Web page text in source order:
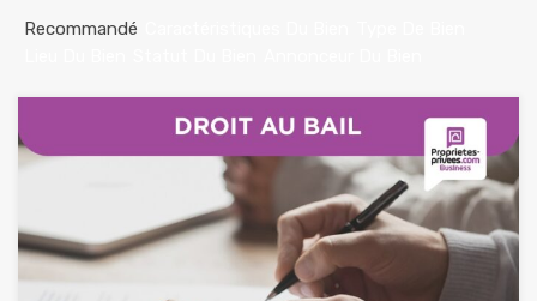
Recommandé